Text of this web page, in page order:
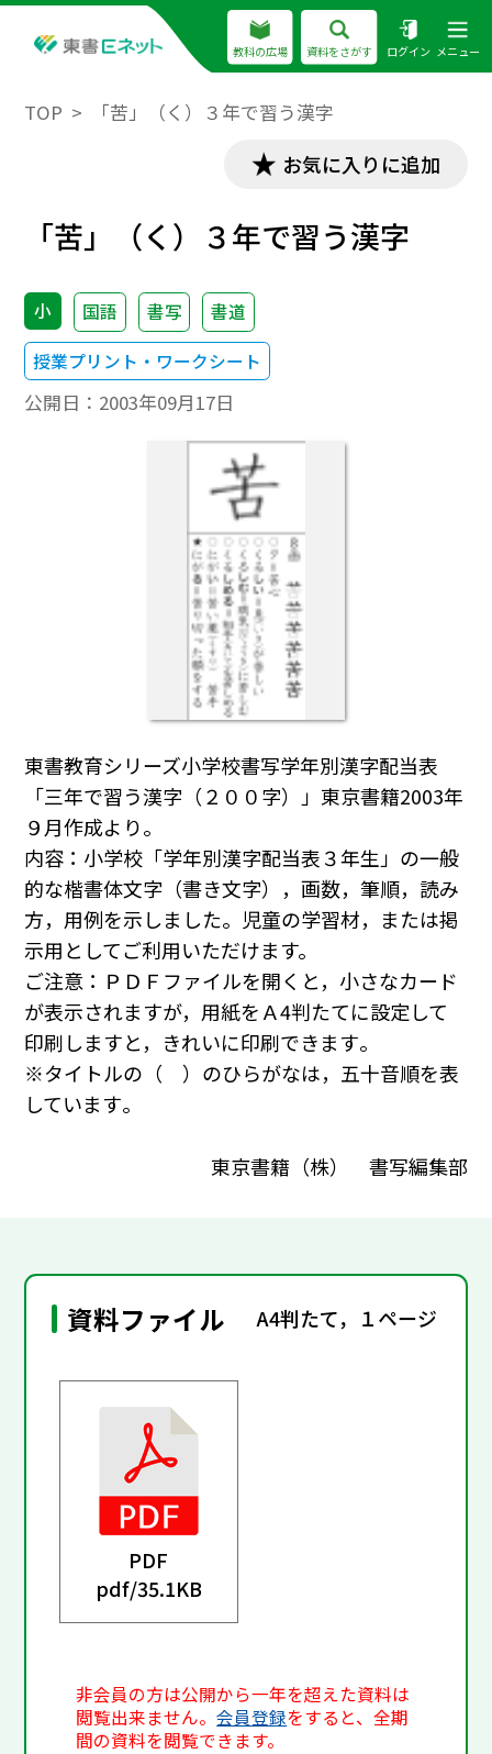
教科の広場 資料をさがす ログイン メニュー
TOP 「苦」（く）３年で習う漢字
お気に入りに追加
「苦」（く）３年で習う漢字
小 国語 書写
書道
授業プリント・ワークシート
公開日： 2003年09月17日
東書教育シリーズ小学校書写学年別漢字配当表
「三年で習う漢字（２００字）」東京書籍2003年
９月作成より。
内容：小学校「学年別漢字配当表３年生」の一般
的な楷書体文字（書き文字），画数，筆順，読み
方，用例を示しました。児童の学習材，または掲
示用としてご利用いただけます。
ご注意：ＰＤＦファイルを開くと，小さなカード
が表示されますが，用紙をＡ4判たてに設定して
印刷しますと，きれいに印刷できます｡
※タイトルの（ ）のひらがなは，五十音順を表
しています｡
東京書籍（株） 書写編集部
資料ファイル A4判たて，１ページ
PDF
pdf/35.1KB
非会員の方は公開から一年を超えた資料は
閲覧出来ません。会員登録をすると、全期
間の資料を閲覧できます。